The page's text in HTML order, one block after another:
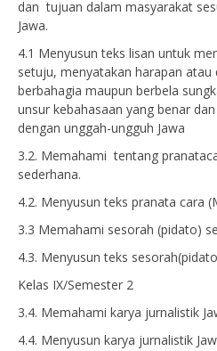
dan tujuan dalam masyarakat
Jawa.
4.1 Menyusun teks lisan untuk
setuju, menyatakan harapan
berbahagia maupun berbela
unsur kebahasaan yang benar
dengan unggah-ungguh Jawa
3.2. Memahami tentang
sederhana.
4.2. Menyusun teks pranata cara
3.3 Memahami sesorah (pidato)
4.3. Menyusun teks
Kelas IX/Semester 2
3.4. Memahami karya jurnalistik
4.4. Menyusun karya jurnalistik